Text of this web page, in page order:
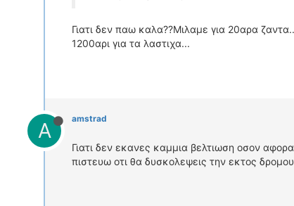
Γιατι δεν παω καλα??Μιλαμε για 20αρα
1200αρι για τα λαστιχα...
A amstrad
Γιατι δεν εκανες καμμια βελτιωση οσον
πιστευω οτι θα δυσκολεψεις την εκτος